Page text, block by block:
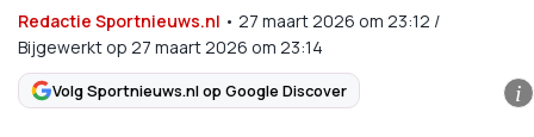
Redactie Sportnieuws.nl • 27 maart 2026 om 23:12 /
Bijgewerkt op 27 maart 2026 om 23:14
Volg Sportnieuws.nl op Google Discover i